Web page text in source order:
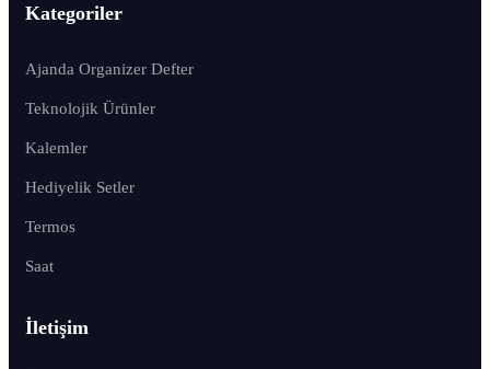
Kategoriler
Ajanda Organizer Defter
Teknolojik Ürünler
Kalemler
Hediyelik Setler
Termos
Saat
İletişim